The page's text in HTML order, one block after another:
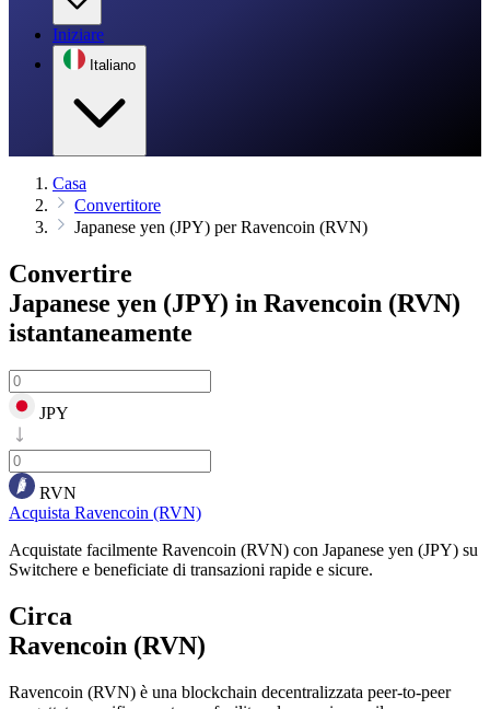
Iniziare
Italiano
Casa
Convertitore
Japanese yen (JPY) per Ravencoin (RVN)
Convertire
Japanese yen (JPY) in Ravencoin (RVN)
istantaneamente
JPY
RVN
Acquista Ravencoin (RVN)
Acquistate facilmente Ravencoin (RVN) con Japanese yen (JPY) su
Switchere e beneficiate di transazioni rapide e sicure.
Circa
Ravencoin (RVN)
Ravencoin (RVN) è una blockchain decentralizzata peer-to-peer